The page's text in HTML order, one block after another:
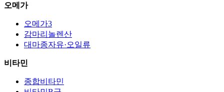
오메가
오메가3
감마리놀렌산
대마종자유·오일류
비타민
종합비타민